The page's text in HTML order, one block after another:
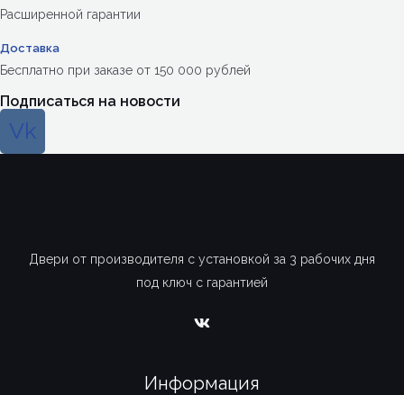
Расширенной гарантии
Доставка
Бесплатно при заказе от 150 000 рублей
Подписаться на новости
Vk
Двери от производителя с установкой за 3 рабочих дня
под ключ с гарантией
Информация